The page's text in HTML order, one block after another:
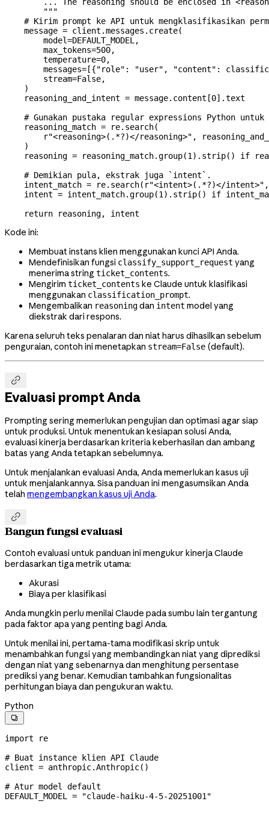
        """
# Kirim prompt ke API untuk mengklasifikasikan
    message
= client.messages.create(
        model
=DEFAULT_MODEL ,
        max_tokens
=500,
        temperature
=0,
        messages
= [{"role" : "user" , "content" :
        stream
=False,
    )
    reasoning_and_intent
= message.content[0].text
# Gunakan pustaka regular expressions Python untuk
    reasoning_match
= re.search(
        r
"<reasoning>( . *?)</reasoning>" ,
    )
    reasoning
= reasoning_match.group(1 ).strip() if
    # Demikian pula, ekstrak juga `intent`.
    intent_match
= re.search( r"<intent>( . *?)</intent>"
    intent
= intent_match.group(1 ).strip() if
    return
reasoning, intent
Kode ini:
Membuat instans klien menggunakan kunci API Anda.
Mendefinisikan fungsi classify_support_request yang
menerima string ticket_contents.
Mengirim ticket_contents ke Claude untuk klasifikasi
menggunakan classification_prompt.
Mengembalikan reasoningdan intent model yang
diekstrak dari respons.
Karena seluruh teks penalaran dan niat harus dihasilkan sebelum
penguraian, contoh ini menetapkan stream=False (default).

Evaluasi prompt Anda
Prompting sering memerlukan pengujian dan optimasi agar siap
untuk produksi. Untuk menentukan kesiapan solusi Anda,
evaluasi kinerja berdasarkan kriteria keberhasilan dan ambang
batas yang Anda tetapkan sebelumnya.
Untuk menjalankan evaluasi Anda, Anda memerlukan kasus uji
untuk menjalankannya. Sisa panduan ini mengasumsikan Anda
telah mengembangkan kasus uji Anda.

Bangun fungsi evaluasi
Contoh evaluasi untuk panduan ini mengukur kinerja Claude
berdasarkan tiga metrik utama:
Akurasi
Biaya per klasifikasi
Anda mungkin perlu menilai Claude pada sumbu lain tergantung
pada faktor apa yang penting bagi Anda.
Untuk menilai ini, pertama-tama modifikasi skrip untuk
menambahkan fungsi yang membandingkan niat yang diprediksi
dengan niat yang sebenarnya dan menghitung persentase
prediksi yang benar. Kemudian tambahkan fungsionalitas
perhitungan biaya dan pengukuran waktu.
Python

import re
# Buat instance klien API Claude
client = anthropic.Anthropic()
# Atur model default
DEFAULT_MODEL
= "claude-haiku-4-5-20251001"